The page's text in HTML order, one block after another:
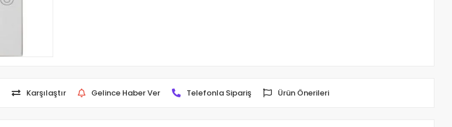
Karşılaştır Gelince Haber Ver Telefonla Sipariş Ürün Önerileri